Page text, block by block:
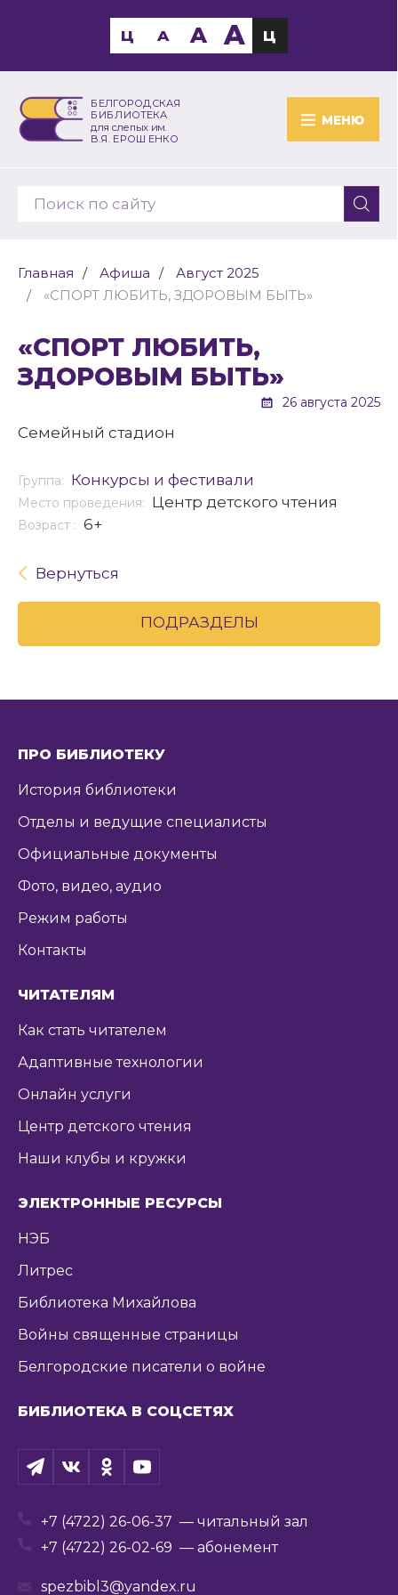
БЕЛГОРОДСКАЯ
БИБЛИОТЕКА
для слепых им.
В.Я. ЕРОШЕНКО
МЕНЮ
Ц A A A Ц
Главная Афиша
Август 2025
«СПОРТ ЛЮБИТЬ, ЗДОРОВЫМ БЫТЬ»
«СПОРТ ЛЮБИТЬ,
ЗДОРОВЫМ БЫТЬ»
26 августа 2025
Семейный стадион
Группа: Конкурсы и фестивали
Место проведения: Центр детского чтения
Возраст : 6+
Вернуться
ПОДРАЗДЕЛЫ
ПРО БИБЛИОТЕКУ
История библиотеки
Отделы и ведущие специалисты
Официальные документы
Фото, видео, аудио
Режим работы
Контакты
ЧИТАТЕЛЯМ
Как стать читателем
Адаптивные технологии
Онлайн услуги
Центр детского чтения
Наши клубы и кружки
ЭЛЕКТРОННЫЕ РЕСУРСЫ
НЭБ
Литрес
Библиотека Михайлова
Войны священные страницы
Белгородские писатели о войне
БИБЛИОТЕКА В СОЦСЕТЯХ
+7 (4722) 26-06-37 — читальный зал
+7 (4722) 26-02-69 — абонемент
spezbibl3@yandex.ru